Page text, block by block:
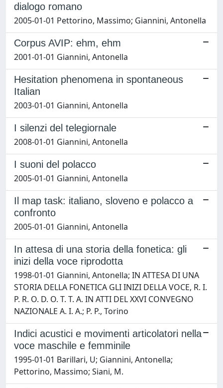
dialogo romano
2005-01-01 Pettorino, Massimo; Giannini, Antonella
Corpus AVIP: ehm, ehm
2001-01-01 Giannini, Antonella
Hesitation phenomena in spontaneous
Italian
2003-01-01 Giannini, Antonella
I silenzi del telegiornale
2008-01-01 Giannini, Antonella
I suoni del polacco
2005-01-01 Giannini, Antonella
Il map task: italiano, sloveno e polacco a
confronto
2005-01-01 Giannini, Antonella
In attesa di una storia della fonetica: gli
inizi della voce riprodotta
1998-01-01 Giannini, Antonella; IN ATTESA DI UNA
STORIA DELLA FONETICA GLI INIZI DELLA VOCE, R. I.
P. R. O. D. O. T. T. A. IN ATTI DEL XXVI CONVEGNO
NAZIONALE A. I. A.; P. P., Torino
Indici acustici e movimenti articolatori nella
voce maschile e femminile
1995-01-01 Barillari, U; Giannini, Antonella;
Pettorino, Massimo; Siani, M.